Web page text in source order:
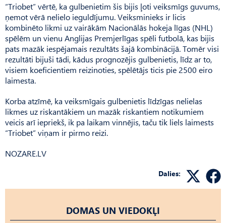
“Triobet” vērtē, ka gulbenietim šis bijis ļoti veiksmīgs guvums,
ņemot vērā nelielo ieguldījumu. Veiksminieks ir licis
kombinēto likmi uz vairākām Nacionālās hokeja līgas (NHL)
spēlēm un vienu Anglijas Premjerlīgas spēli futbolā, kas bijis
pats mazāk iespējamais rezultāts šajā kombinācijā. Tomēr visi
rezultāti bijuši tādi, kādus prognozējis gulbenietis, līdz ar to,
visiem koeficientiem reizinoties, spēlētājs ticis pie 2500 eiro
laimesta.
Korba atzīmē, ka veiksmīgais gulbenietis līdzīgas nelielas
likmes uz riskantākiem un mazāk riskantiem notikumiem
veicis arī iepriekš, ik pa laikam vinnējis, taču tik liels laimests
“Triobet” viņam ir pirmo reizi.
NOZARE.LV
Dalies:
DOMAS UN VIEDOKĻI